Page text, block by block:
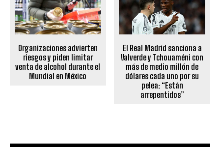
Organizaciones advierten
riesgos y piden limitar
venta de alcohol durante el
Mundial en México
El Real Madrid sanciona a
Valverde y Tchouaméni con
más de medio millón de
dólares cada uno por su
pelea: “Están
arrepentidos”